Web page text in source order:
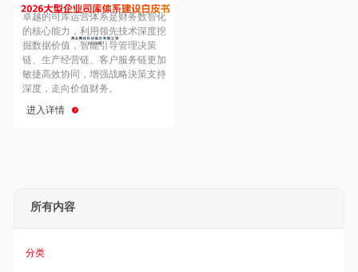
Hungary
Hong Kong
卓越的司库运营体系是财务数智化
的核心能力，利用领先技术深度挖
掘数据价值，智能引导管理决策
链、生产经营链、客户服务链更加
敏捷高效协同，增强战略決策支持
深度，走向价值财务。
进入详情
所有内容
分类